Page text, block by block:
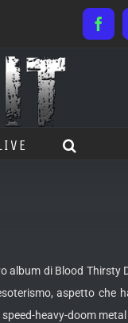
album di Blood Thirsty
aspetto che
heavy-doom